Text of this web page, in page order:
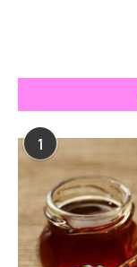
1